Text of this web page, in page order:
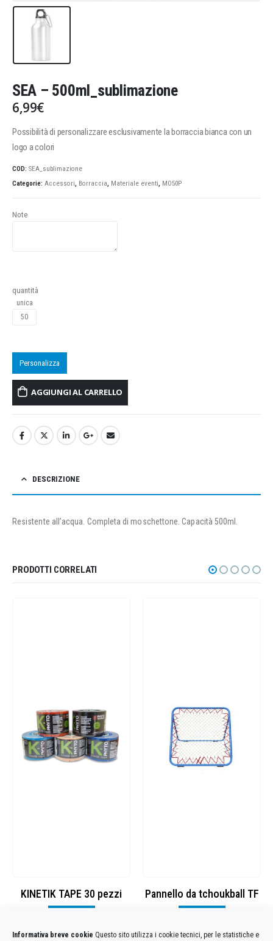
Informativa breve cookie Questo sito utilizza i cookie tecnici, per le statistiche e
SEA – 500ml_sublimazione
6,99€
Possibilità di personalizzare esclusivamente la borraccia bianca con un
logo a colori
COD: SEA_sublimazione
Categorie: Accessori Borraccia Materiale eventi MO50P
Note
quantità
unica
Personalizza
AGGIUNGI AL CARRELLO
DESCRIZIONE
Resistente all’acqua. Completa di moschettone. Capacità 500ml.
PRODOTTI CORRELATI
KINETIK TAPE 30 pezzi Pannello da tchoukball TF